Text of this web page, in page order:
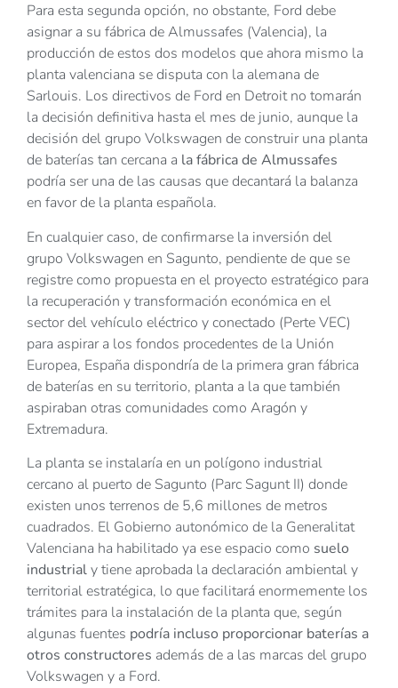
Para esta segunda opción, no obstante, Ford debe
asignar a su fábrica de Almussafes (Valencia), la
producción de estos dos modelos que ahora mismo la
planta valenciana se disputa con la alemana de
Sarlouis. Los directivos de Ford en Detroit no tomarán
la decisión definitiva hasta el mes de junio, aunque la
decisión del grupo Volkswagen de construir una planta
de baterías tan cercana a la fábrica de Almussafes
podría ser una de las causas que decantará la balanza
en favor de la planta española.
En cualquier caso, de confirmarse la inversión del
grupo Volkswagen en Sagunto, pendiente de que se
registre como propuesta en el proyecto estratégico para
la recuperación y transformación económica en el
sector del vehículo eléctrico y conectado (Perte VEC)
para aspirar a los fondos procedentes de la Unión
Europea, España dispondría de la primera gran fábrica
de baterías en su territorio, planta a la que también
aspiraban otras comunidades como Aragón y
Extremadura.
La planta se instalaría en un polígono industrial
cercano al puerto de Sagunto (Parc Sagunt II) donde
existen unos terrenos de 5,6 millones de metros
cuadrados. El Gobierno autonómico de la Generalitat
Valenciana ha habilitado ya ese espacio como suelo
industrialy tiene aprobada la declaración ambiental y
territorial estratégica, lo que facilitará enormemente los
trámites para la instalación de la planta que, según
algunas fuentes podría incluso proporcionar baterías a
otros constructores además de a las marcas del grupo
Volkswagen y a Ford.